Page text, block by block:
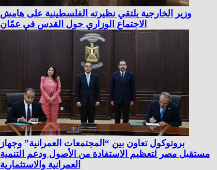
وزير الخارجية يلتقي نظيرته الفلسطينية على هامش
الاجتماع الوزاري حول القدس في عمّان
بروتوكول تعاون بين “المجتمعات العمرانية” وجهاز
مستقبل مصر لتعظيم الاستفادة من الأصول ودعم التنمية
العمرانية والاستثمارية